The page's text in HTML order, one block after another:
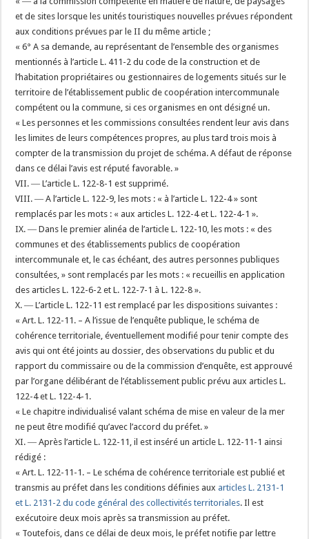
et de sites lorsque les unités touristiques nouvelles prévues répondent
aux conditions prévues par le II du même article ;
« 6° A sa demande, au représentant de l’ensemble des organismes
mentionnés à l’article L. 411-2 du code de la construction et de
l’habitation propriétaires ou gestionnaires de logements situés sur le
territoire de l’établissement public de coopération intercommunale
compétent ou la commune, si ces organismes en ont désigné un.
« Les personnes et les commissions consultées rendent leur avis dans
les limites de leurs compétences propres, au plus tard trois mois à
compter de la transmission du projet de schéma. A défaut de réponse
dans ce délai l’avis est réputé favorable. »
VII. ― L’article L. 122-8-1 est supprimé.
VIII. ― A l’article L. 122-9, les mots : « à l’article L. 122-4 » sont
remplacés par les mots : « aux articles L. 122-4 et L. 122-4-1 ».
IX. ― Dans le premier alinéa de l’article L. 122-10, les mots : « des
communes et des établissements publics de coopération
intercommunale et, le cas échéant, des autres personnes publiques
consultées, » sont remplacés par les mots : « recueillis en application
des articles L. 122-6-2 et L. 122-7-1 à L. 122-8 ».
X. ― L’article L. 122-11 est remplacé par les dispositions suivantes :
« Art. L. 122-11. – A l’issue de l’enquête publique, le schéma de
cohérence territoriale, éventuellement modifié pour tenir compte des
avis qui ont été joints au dossier, des observations du public et du
rapport du commissaire ou de la commission d’enquête, est approuvé
par l’organe délibérant de l’établissement public prévu aux articles L.
122-4 et L. 122-4-1.
« Le chapitre individualisé valant schéma de mise en valeur de la mer
ne peut être modifié qu’avec l’accord du préfet. »
XI. ― Après l’article L. 122-11, il est inséré un article L. 122-11-1 ainsi
rédigé :
« Art. L. 122-11-1. – Le schéma de cohérence territoriale est publié et
transmis au préfet dans les conditions définies aux articles L. 2131-1
et L. 2131-2 du code général des collectivités territoriales. Il est
exécutoire deux mois après sa transmission au préfet.
« Toutefois, dans ce délai de deux mois, le préfet notifie par lettre